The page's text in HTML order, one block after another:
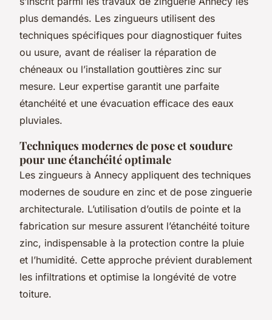
plus demandés. Les zingueurs utilisent des
techniques spécifiques pour diagnostiquer fuites
ou usure, avant de réaliser la réparation de
chéneaux ou l’installation gouttières zinc sur
mesure. Leur expertise garantit une parfaite
étanchéité et une évacuation efficace des eaux
pluviales.
Techniques modernes de pose et soudure
pour une étanchéité optimale
Les zingueurs à Annecy appliquent des techniques
modernes de soudure en zinc et de pose zinguerie
architecturale. L’utilisation d’outils de pointe et la
fabrication sur mesure assurent l’étanchéité toiture
zinc, indispensable à la protection contre la pluie
et l’humidité. Cette approche prévient durablement
les infiltrations et optimise la longévité de votre
toiture.